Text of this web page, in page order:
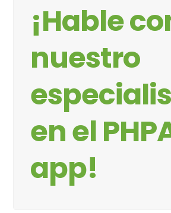
¡Hable
nuestro
en el
app!